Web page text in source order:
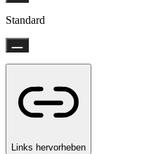
Standard
Links hervorheben